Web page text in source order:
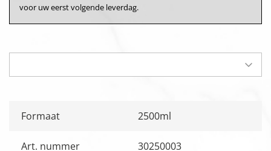
voor uw eerst volgende leverdag.
Formaat 2500ml
Art. nummer 30250003